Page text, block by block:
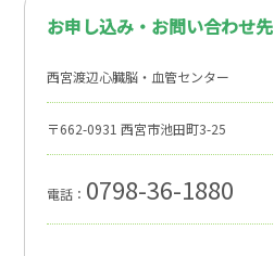
お申し込み・お問い合わせ先
西宮渡辺心臓脳・血管センター
〒662-0931 西宮市池田町3-25
電話： 0798-36-1880